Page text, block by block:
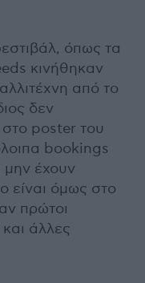
όπως τα
κινήθηκαν
από το
δεν
στο poster του
bookings
έχουν
είναι όμως στο
πρώτοι
άλλες